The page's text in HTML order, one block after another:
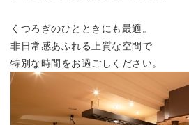
くつろぎのひとときにも最適。
非日常感あふれる上質な空間で
特別な時間をお過ごしください。